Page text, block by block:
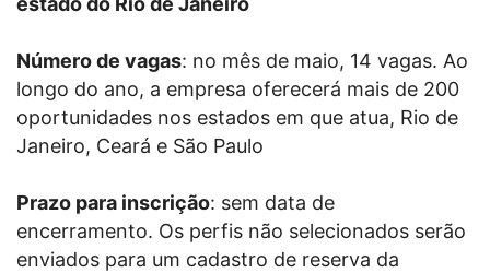
Número de vagas: no mês de maio, 14 vagas. Ao
longo do ano, a empresa oferecerá mais de 200
oportunidades nos estados em que atua, Rio de
Janeiro, Ceará e São Paulo
Prazo para inscrição: sem data de
encerramento. Os perfis não selecionados serão
enviados para um cadastro de reserva da